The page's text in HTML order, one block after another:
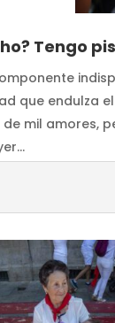
Tengo
que endulza
de mil amores,